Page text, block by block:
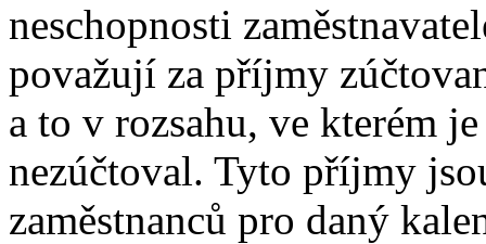
neschopnosti
považují za příjmy
a to v rozsahu, ve kterém
nezúčtoval. Tyto příjmy
zaměstnanců pro daný